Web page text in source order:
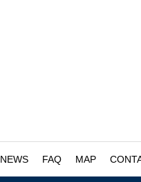
NEWS FAQ MAP